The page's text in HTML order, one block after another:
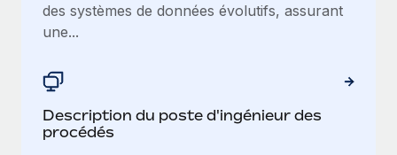
En savoir plus
Comment Phiture gère ses 55 employés
répartis dans 19 pays grâce à Remote
Phiture, un leader notable du conseil en matière de
croissance mobile internationale, encourage les...
des systèmes de données évolutifs, assurant
une...
Description du poste d'ingénieur des
procédés